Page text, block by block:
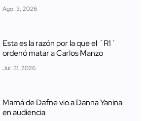
Ago. 3, 2026
Esta es la razón por la que el ´R1´
ordenó matar a Carlos Manzo
Jul. 31, 2026
Mamá de Dafne vio a Danna Yanina
en audiencia